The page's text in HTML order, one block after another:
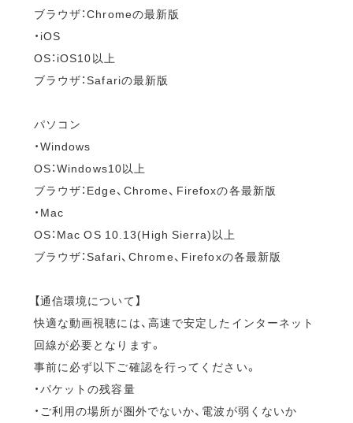
ブラウザ：Chromeの最新版
・iOS
OS：iOS10以上
ブラウザ：Safariの最新版
パソコン
・Windows
OS：Windows10以上
ブラウザ：Edge、Chrome、Firefoxの各最新版
・Mac
OS：Mac OS 10.13(High Sierra)以上
ブラウザ：Safari、Chrome、Firefoxの各最新版
【通信環境について】
快適な動画視聴には、高速で安定したインターネット
回線が必要となります。
事前に必ず以下ご確認を行ってください。
・パケットの残容量
・ご利用の場所が圏外でないか、電波が弱くないか